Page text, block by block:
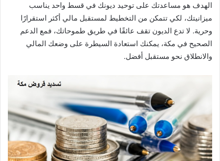
الهدف هو مساعدتك على توحيد ديونك في قسط واحد يناسب
ميزانيتك، لكي تتمكن من التخطيط لمستقبل مالي أكثر استقرارًا
وحرية. لا تدع الديون تقف عائقًا في طريق طموحاتك، فمع الدعم
الصحيح في مكة، يمكنك استعادة السيطرة على وضعك المالي
والانطلاق نحو مستقبل أفضل.